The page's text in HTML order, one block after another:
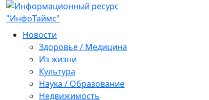
Новости
Здоровье / Медицина
Из жизни
Культура
Наука / Образование
Недвижимость